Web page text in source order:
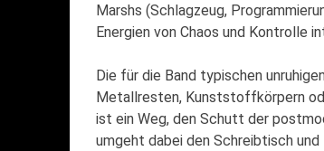
Marshs (Schlagzeug,
Energien von Chaos und Kontrolle
Die für die Band typischen
Metallresten, Kunststoffkörpern
ist ein Weg, den Schutt der
umgeht dabei den Schreibtisch